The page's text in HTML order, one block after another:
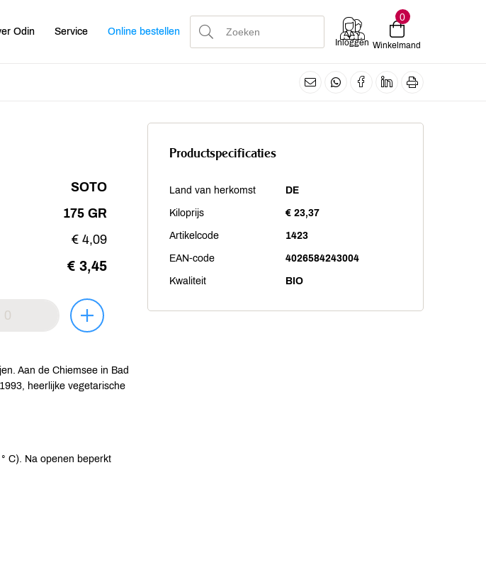
Odin Service Online bestellen
Inloggen
0
Winkelmand
SOTO
175 GR
€ 4,09
€ 3,45
Aan de Chiemsee in Bad
heerlijke vegetarische
C). Na openen beperkt
Productspecificaties
Land van herkomst DE
Kiloprijs € 23,37
Artikelcode 1423
EAN-code 4026584243004
Kwaliteit BIO